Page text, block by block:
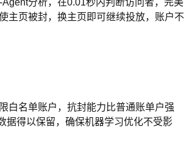
主页被封，换主页即可继续投放，账户不
白名单账户，抗封能力比普通账单户强
据得以保留，确保机器学习优化不受影